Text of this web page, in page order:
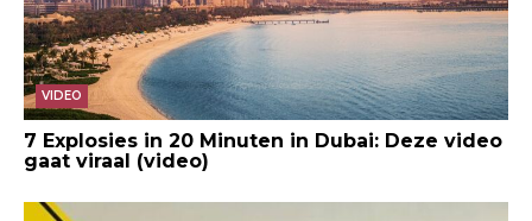
VIDEO
7 Explosies in 20 Minuten in Dubai: Deze video
gaat viraal (video)